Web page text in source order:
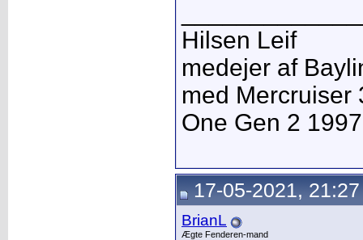
Hilsen Leif
medejer af
med Mercruiser
One Gen 2 1997
17-05-2021, 21:27
BrianL
Ægte Fenderen-mand